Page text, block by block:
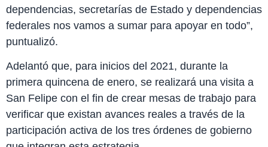
dependencias, secretarías de Estado y dependencias
federales nos vamos a sumar para apoyar en todo”,
puntualizó.
Adelantó que, para inicios del 2021, durante la
primera quincena de enero, se realizará una visita a
San Felipe con el fin de crear mesas de trabajo para
verificar que existan avances reales a través de la
participación activa de los tres órdenes de gobierno